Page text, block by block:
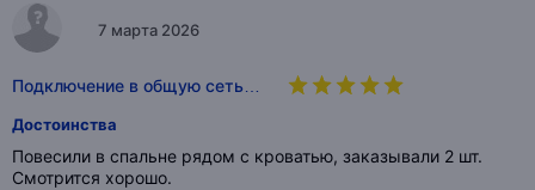
7 марта 2026
Подключение в общую сеть…
Достоинства
Повесили в спальне рядом с кроватью, заказывали 2 шт.
Смотрится хорошо.